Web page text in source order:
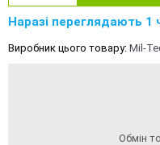
Наразі переглядають 1
Виробник цього товару: Mil-
Обмін